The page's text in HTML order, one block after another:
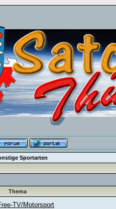
Sportarten
Thema
TV/Motorsport